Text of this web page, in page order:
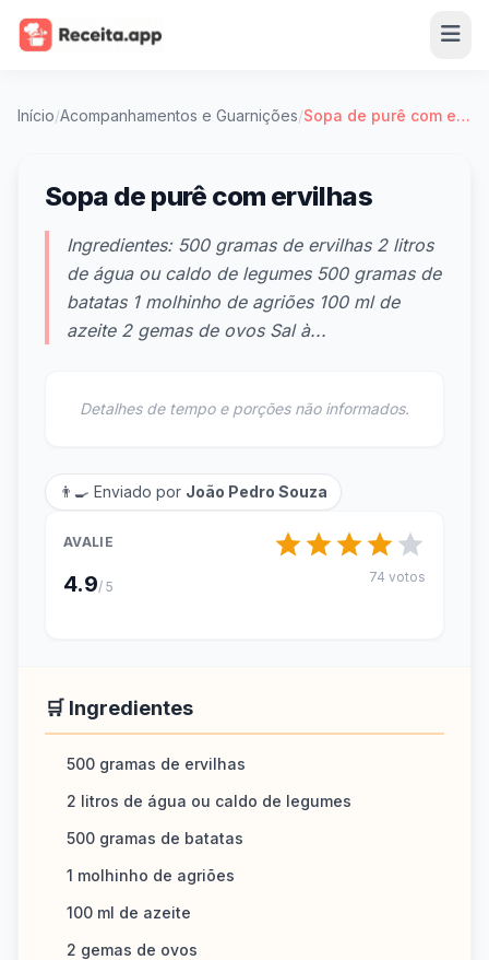
Início/Acompanhamentos e Guarnições/ Sopa de purê com ervilhas
Sopa de purê com ervilhas
Ingredientes: 500 gramas de ervilhas 2 litros
de água ou caldo de legumes 500 gramas de
batatas 1 molhinho de agriões 100 ml de
azeite 2 gemas de ovos Sal à...
Detalhes de tempo e porções não informados.
👨‍🍳 Enviado por João Pedro Souza
AVALIE
4.9/ 5
74 votos
🛒 Ingredientes
500 gramas de ervilhas
2 litros de água ou caldo de legumes
500 gramas de batatas
1 molhinho de agriões
100 ml de azeite
2 gemas de ovos